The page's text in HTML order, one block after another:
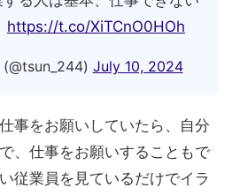
https://t.co/XiTCnO0HOh
July 10, 2024
事をお願いしていたら、自分
、仕事をお願いすることもで
従業員を見ているだけでイラ